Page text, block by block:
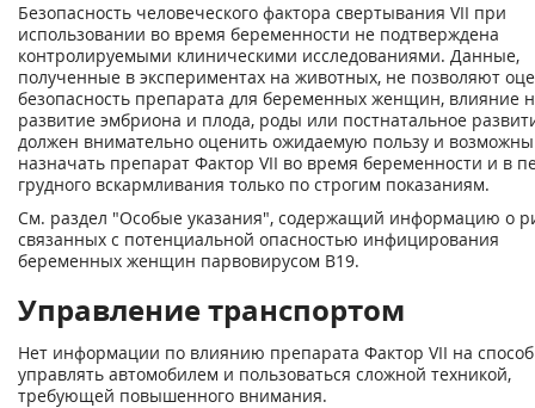
Безопасность человеческого фактора свертывания VII при
использовании во время беременности не подтверждена
контролируемыми клиническими исследованиями. Данные,
полученные в экспериментах на животных, не позволяют
безопасность препарата для беременных женщин, влияние
развитие эмбриона и плода, роды или постнатальное
должен внимательно оценить ожидаемую пользу и
назначать препарат Фактор VII во время беременности и в
грудного вскармливания только по строгим показаниям.
См. раздел "Особые указания", содержащий информацию о
связанных с потенциальной опасностью инфицирования
беременных женщин парвовирусом В19.
Управление транспортом
Нет информации по влиянию препарата Фактор VII на
управлять автомобилем и пользоваться сложной техникой,
требующей повышенного внимания.